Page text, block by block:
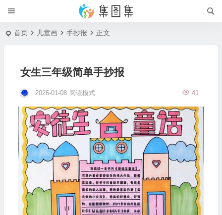
首页 儿童画 手抄报 正文
女生三年级简单手抄报
2026-01-08 41
阅读模式